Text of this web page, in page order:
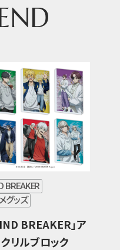
BREAKER
グッズ
BREAKER」ア
クリルブロック